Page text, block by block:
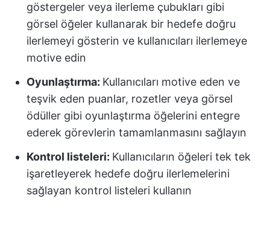
göstergeler veya ilerleme çubukları gibi
görsel öğeler kullanarak bir hedefe doğru
ilerlemeyi gösterin ve kullanıcıları ilerlemeye
motive edin
Oyunlaştırma: Kullanıcıları motive eden ve
teşvik eden puanlar, rozetler veya görsel
ödüller gibi oyunlaştırma öğelerini entegre
ederek görevlerin tamamlanmasını sağlayın
Kontrol listeleri: Kullanıcıların öğeleri tek tek
işaretleyerek hedefe doğru ilerlemelerini
sağlayan kontrol listeleri kullanın